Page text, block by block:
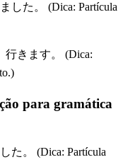
した。 (Dica: Partícula
行きます。 (Dica:
para gramática
た。 (Dica: Partícula